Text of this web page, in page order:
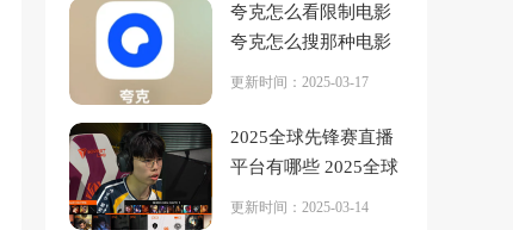
夸克怎么看限制电影
夸克怎么搜那种电影
更新时间：2025-03-17
2025全球先锋赛直播
平台有哪些 2025全球
先锋赛在哪看
更新时间：2025-03-14